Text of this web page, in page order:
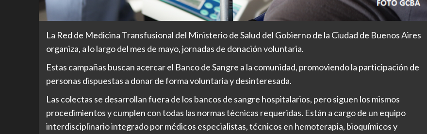
La Red de Medicina Transfusional del Ministerio de Salud del Gobierno de la Ciudad de Buenos Aires
organiza, a lo largo del mes de mayo, jornadas de donación voluntaria.
Estas campañas buscan acercar el Banco de Sangre a la comunidad, promoviendo la participación de
personas dispuestas a donar de forma voluntaria y desinteresada.
Las colectas se desarrollan fuera de los bancos de sangre hospitalarios, pero siguen los mismos
procedimientos y cumplen con todas las normas técnicas requeridas. Están a cargo de un equipo
interdisciplinario integrado por médicos especialistas, técnicos en hemoterapia, bioquímicos y